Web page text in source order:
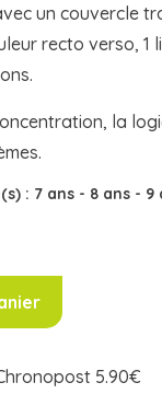
un couvercle
recto verso, 1
la
: 7 ans - 8 ans - 9
5.90€